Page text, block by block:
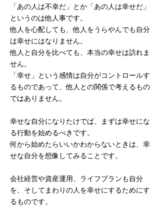
「あの人は不幸だ」とか「あの人は幸せだ」
というのは他人事です。
他人を心配しても、他人をうらやんでも自分
は幸せにはなりません。
他人と自分を比べても、本当の幸せは訪れま
せん。
「幸せ」という感情は自分がコントロールす
るものであって、他人との関係で考えるもの
ではありません。
幸せな自分になりたけでば、まずは幸せにな
る行動を始めるべきです。
何から始めたらいいかわからないときは、幸
せな自分を想像してみることです。
会社経営や資産運用、ライフプランも自分
を、そしてまわりの人を幸せにするためにす
るものです。